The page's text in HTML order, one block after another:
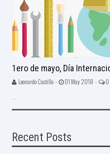
1ero de mayo, Día
Leonardo Castillo - 01 May 2018 - 0
...
Recent Posts